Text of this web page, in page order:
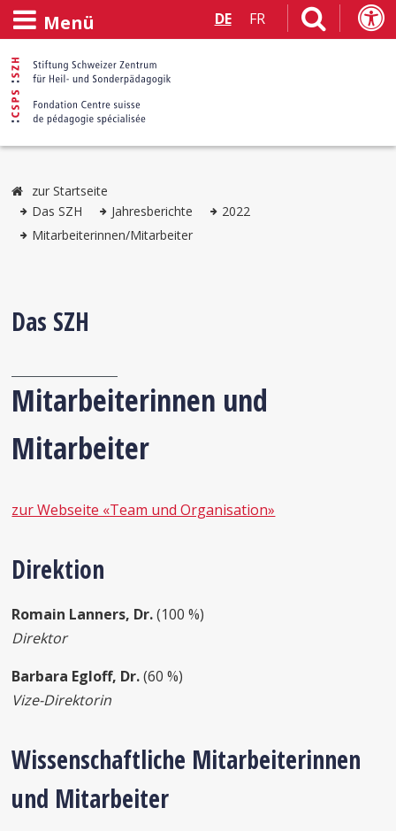
Menü DE FR
zur Startseite
Das SZH
Jahresberichte
2022
Mitarbeiterinnen/Mitarbeiter
Das SZH
Mitarbeiterinnen und
Mitarbeiter
zur Webseite «Team und Organisation»
Direktion
Romain Lanners, Dr.(100 %)
Direktor
Barbara Egloff, Dr.(60 %)
Vize-Direktorin
Wissenschaftliche Mitarbeiterinnen
und Mitarbeiter